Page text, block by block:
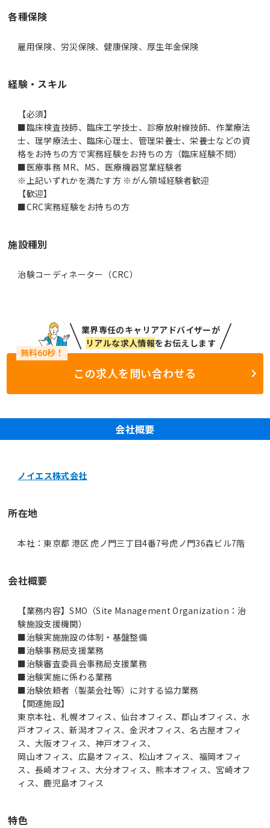
各種保険
雇用保険、労災保険、健康保険、厚生年金保険
経験・スキル
【必須】
■臨床検査技師、臨床工学技士、診療放射線技師、作業療法
士、理学療法士、臨床心理士、管理栄養士、栄養士などの資
格をお持ちの方で実務経験をお持ちの方（臨床経験不問）
■医療事務 MR、MS、医療機器営業経験者
※上記いずれかを満たす方 ※がん領域経験者歓迎
【歓迎】
■CRC実務経験をお持ちの方
施設種別
治験コーディネーター（CRC）
業界専任のキャリアアドバイザーが
リアルな求人情報をお伝えします
この求人を問い合わせる
会社概要
ノイエス株式会社
所在地
本社：東京都 港区 虎ノ門三丁目4番7号虎ノ門36森ビル7階
会社概要
【業務内容】SMO（Site Management Organization：治
験施設支援機関）
■治験実施施設の体制・基盤整備
■治験事務局支援業務
■治験審査委員会事務局支援業務
■治験実施に係わる業務
■治験依頼者（製薬会社等）に対する協力業務
【関連施設】
東京本社、札幌オフィス、仙台オフィス、郡山オフィス、水
戸オフィス、新潟オフィス、金沢オフィス、名古屋オフィ
ス、大阪オフィス、神戸オフィス、
岡山オフィス、広島オフィス、松山オフィス、福岡オフィ
ス、長崎オフィス、大分オフィス、熊本オフィス、宮崎オフ
ィス、鹿児島オフィス
特色